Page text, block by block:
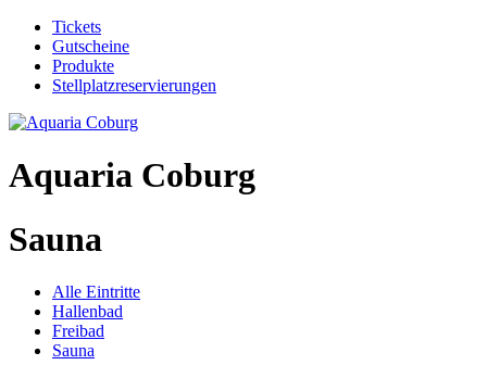
Tickets
Gutscheine
Produkte
Stellplatzreservierungen
Aquaria Coburg
Sauna
Alle Eintritte
Hallenbad
Freibad
Sauna